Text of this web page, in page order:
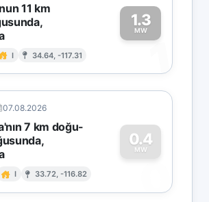
11 km
I 34.64, -117.31
1.3
MW
1
07.08.2026
7 km doğu-
I 33.72, -116.82
0.4
MW
0